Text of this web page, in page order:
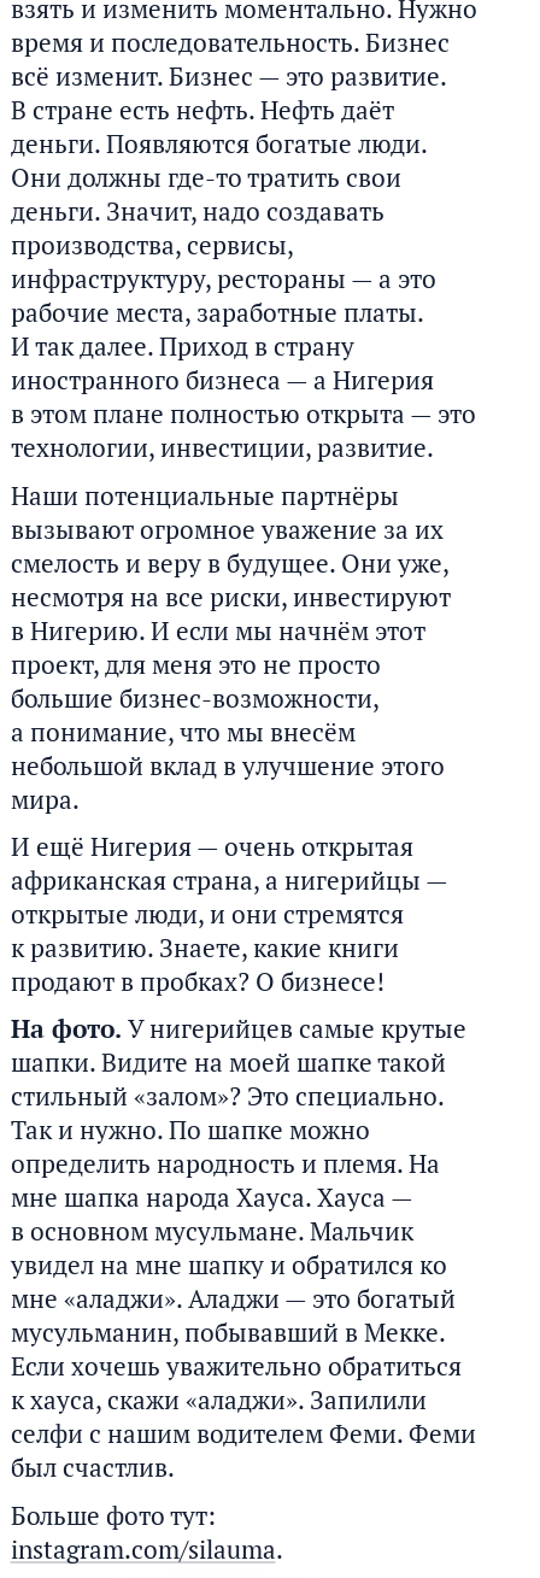
взять и изменить моментально. Нужно
время и последовательность. Бизнес
всё изменит. Бизнес — это развитие.
В стране есть нефть. Нефть даёт
деньги. Появляются богатые люди.
Они должны где-то тратить свои
деньги. Значит, надо создавать
производства, сервисы,
инфраструктуру, рестораны — а это
рабочие места, заработные платы.
И так далее. Приход в страну
иностранного бизнеса — а Нигерия
в этом плане полностью открыта — это
технологии, инвестиции, развитие.
Наши потенциальные партнёры
вызывают огромное уважение за их
смелость и веру в будущее. Они уже,
несмотря на все риски, инвестируют
в Нигерию. И если мы начнём этот
проект, для меня это не просто
большие бизнес-возможности,
а понимание, что мы внесём
небольшой вклад в улучшение этого
мира.
И ещё Нигерия — очень открытая
африканская страна, а нигерийцы —
открытые люди, и они стремятся
к развитию. Знаете, какие книги
продают в пробках? О бизнесе!
На фото. У нигерийцев самые крутые
шапки. Видите на моей шапке такой
стильный «залом»? Это специально.
Так и нужно. По шапке можно
определить народность и племя. На
мне шапка народа Хауса. Хауса —
в основном мусульмане. Мальчик
увидел на мне шапку и обратился ко
мне «аладжи». Аладжи — это богатый
мусульманин, побывавший в Мекке.
Если хочешь уважительно обратиться
к хауса, скажи «аладжи». Запилили
селфи с нашим водителем Феми. Феми
был счастлив.
Больше фото тут:
instagram.com/silauma.